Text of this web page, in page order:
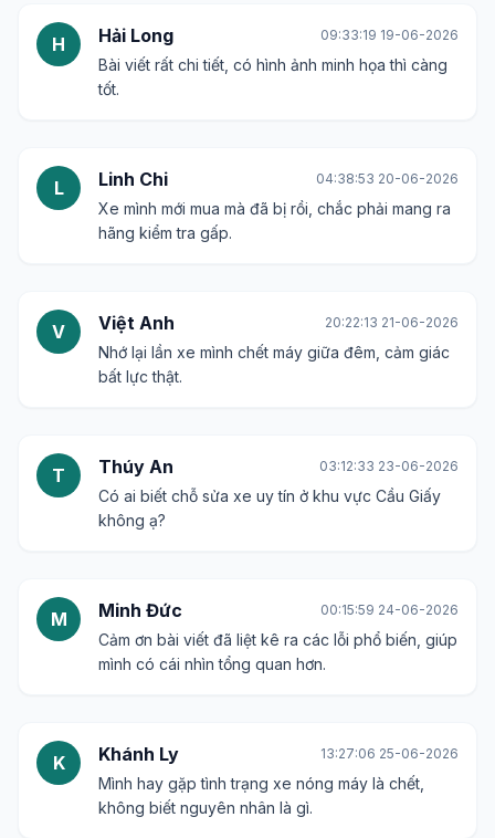
H Hải Long 09:33:19 19-06-2026
Bài viết rất chi tiết, có hình ảnh minh họa thì càng
tốt.
L Linh Chi 04:38:53 20-06-2026
Xe mình mới mua mà đã bị rồi, chắc phải mang ra
hãng kiểm tra gấp.
V Việt Anh 20:22:13 21-06-2026
Nhớ lại lần xe mình chết máy giữa đêm, cảm giác
bất lực thật.
T Thúy An 03:12:33 23-06-2026
Có ai biết chỗ sửa xe uy tín ở khu vực Cầu Giấy
không ạ?
M Minh Đức 00:15:59 24-06-2026
Cảm ơn bài viết đã liệt kê ra các lỗi phổ biến, giúp
mình có cái nhìn tổng quan hơn.
K Khánh Ly 13:27:06 25-06-2026
Mình hay gặp tình trạng xe nóng máy là chết,
không biết nguyên nhân là gì.